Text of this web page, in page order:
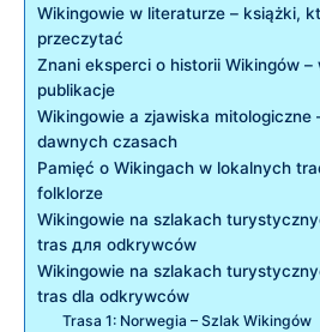
Wikingowie w literaturze – książki,
przeczytać
Znani eksperci o historii Wikingów –
publikacje
Wikingowie a zjawiska mitologiczne
dawnych czasach
Pamięć o Wikingach w lokalnych
folklorze
Wikingowie na szlakach
tras для odkrywców
Wikingowie na szlakach
tras dla odkrywców
Trasa 1: Norwegia – Szlak Wikingów